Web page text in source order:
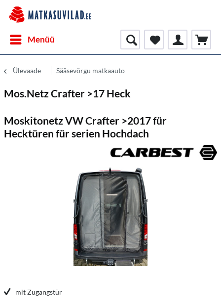
Menüü
Ülevaade Sääsevõrgu matkaauto
Mos.Netz Crafter >17 Heck
Moskitonetz VW Crafter >2017 für
Hecktüren für serien Hochdach
mit Zugangstür